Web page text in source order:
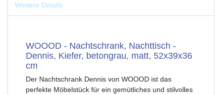
Weitere Details
WOOOD - Nachtschrank, Nachttisch -
Dennis, Kiefer, betongrau, matt, 52x39x36
cm
Der Nachtschrank Dennis von WOOOD ist das
perfekte Möbelstück für ein gemütliches und stilvolles